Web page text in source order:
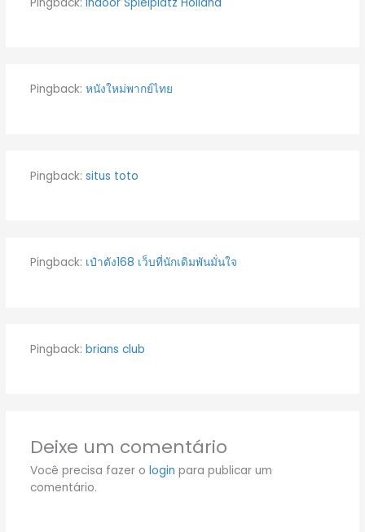
Pingback: หนังใหม่พากย์ไทย
Pingback: situs toto
Pingback: เป๋าตัง168 เว็บที่นักเดิมพันมั่นใจ
Pingback: brians club
Deixe um comentário
Você precisa fazer o login para publicar um
comentário.